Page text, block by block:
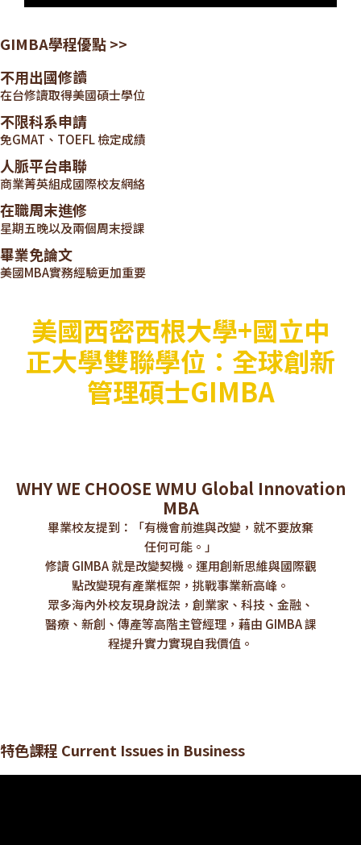
GIMBA學程優點 >>
不用出國修讀
在台修讀取得美國碩士學位
不限科系申請
免GMAT、TOEFL 檢定成績
人脈平台串聯
商業菁英組成國際校友網絡
在職周末進修
星期五晚以及兩個周末授課
畢業免論文
美國MBA實務經驗更加重要
美國西密西根大學+國立中
正大學雙聯學位：全球創新
管理碩士GIMBA
WHY WE CHOOSE WMU Global Innovation
MBA
畢業校友提到：「有機會前進與改變，就不要放棄
任何可能。」
修讀 GIMBA 就是改變契機。運用創新思維與國際觀
點改變現有產業框架，挑戰事業新高峰。
眾多海內外校友現身說法，創業家、科技、金融、
醫療、新創、傳產等高階主管經理，藉由 GIMBA 課
程提升實力實現自我價值。
特色課程 Current Issues in Business